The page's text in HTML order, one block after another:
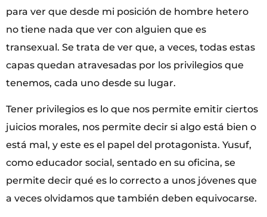
para ver que desde mi posición de hombre hetero
no tiene nada que ver con alguien que es
transexual. Se trata de ver que, a veces, todas estas
capas quedan atravesadas por los privilegios que
tenemos, cada uno desde su lugar.
Tener privilegios es lo que nos permite emitir ciertos
juicios morales, nos permite decir si algo está bien o
está mal, y este es el papel del protagonista. Yusuf,
como educador social, sentado en su oficina, se
permite decir qué es lo correcto a unos jóvenes que
a veces olvidamos que también deben equivocarse.